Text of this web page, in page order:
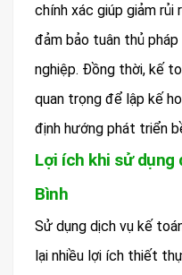
chính xác giúp giảm
đảm bảo tuân thủ
nghiệp. Đồng thời, kế
quan trọng để lập kế
định hướng phát triển
Lợi ích khi sử dụng
Bình
Sử dụng dịch vụ kế
lại nhiều lợi ích thiết